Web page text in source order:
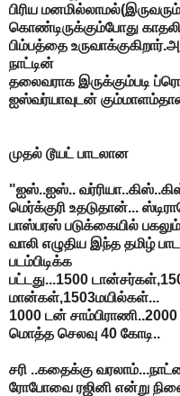
பிரிய மனமில்லாமல்(இருவரும்
கொண்டிருக்கும்போது
பிம்பத்தை
நாட்டின்
தலைவராக இருக்கும்படி
ஐஸ்வர்யாவுடன்
முதல் டூயட் பாடலான
"ஐஸ்..ஐஸ்..
மெர்க்குரி உதடுதான்...
பாஸ்பரஸ் படுக்கையில்
வாலி எழுதிய இந்த தமிழ்
படம்பிடிக்க
பட்டது...1500
மான்கள்,1503மயில்கள்...
1000 டன்
மொத்த செலவு 40 கோடி..
சரி ..கதைக்கு
ரோபோவை ரஜினி என்று